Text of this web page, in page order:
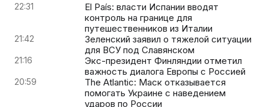
22:31
El País: власти Испании вводят
контроль на границе для
путешественников из Италии
21:42
Зеленский заявил о тяжелой ситуации
для ВСУ под Славянском
21:16
Экс-президент Финляндии отметил
важность диалога Европы с Россией
20:59
The Atlantic: Маск отказывается
помогать Украине с наведением
ударов по России